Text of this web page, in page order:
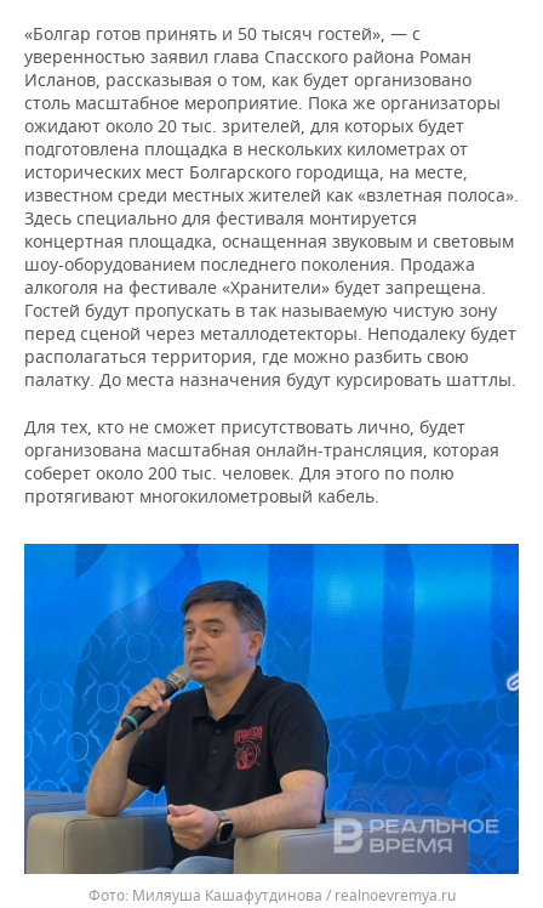
«Болгар готов принять и 50 тысяч гостей», — с
уверенностью заявил глава Спасского района Роман
Исланов, рассказывая о том, как будет организовано
столь масштабное мероприятие. Пока же организаторы
ожидают около 20 тыс. зрителей, для которых будет
подготовлена площадка в нескольких километрах от
исторических мест Болгарского городища, на месте,
известном среди местных жителей как «взлетная полоса».
Здесь специально для фестиваля монтируется
концертная площадка, оснащенная звуковым и световым
шоу-оборудованием последнего поколения. Продажа
алкоголя на фестивале «Хранители» будет запрещена.
Гостей будут пропускать в так называемую чистую зону
перед сценой через металлодетекторы. Неподалеку будет
располагаться территория, где можно разбить свою
палатку. До места назначения будут курсировать шаттлы.
Для тех, кто не сможет присутствовать лично, будет
организована масштабная онлайн-трансляция, которая
соберет около 200 тыс. человек. Для этого по полю
протягивают многокилометровый кабель.
Миляуша Кашафутдинова / realnoevremya.ru